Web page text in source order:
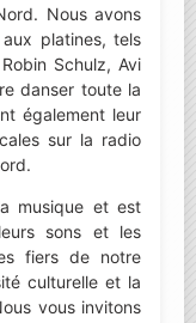
Nous avons
platines, tels
Schulz, Avi
danser toute la
également leur
sur la radio
musique et est
sons et les
fiers de notre
culturelle et la
vous invitons